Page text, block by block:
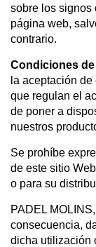
sobre los signos
página web,
contrario.
Condiciones
la aceptación
que regulan el
de poner a
nuestros
Se prohíbe
de este sitio
o para su
PADEL
consecuencia,
dicha utilización